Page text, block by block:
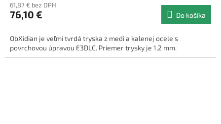
61,87 € bez DPH
76,10 € Do košíka
ObXidian je veľmi tvrdá tryska z medi a kalenej ocele s
povrchovou úpravou E3DLC. Priemer trysky je 1,2 mm.